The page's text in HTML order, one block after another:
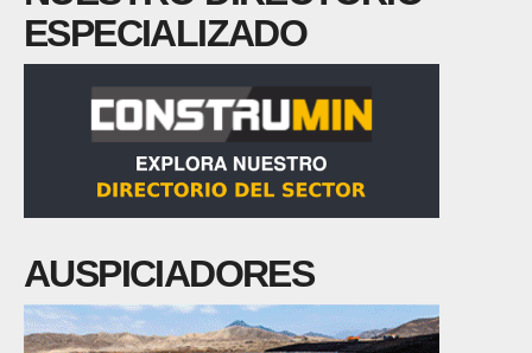
ESPECIALIZADO
AUSPICIADORES